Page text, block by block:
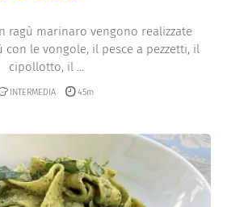
ragù marinaro vengono realizzate
le vongole, il pesce a pezzetti, il
cipollotto, il ...
INTERMEDIA 45m